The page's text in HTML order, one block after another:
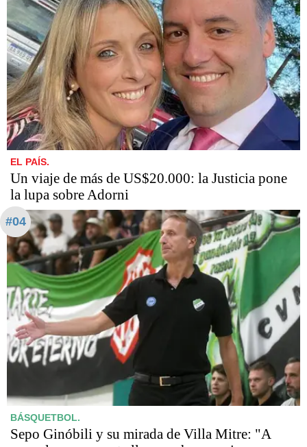
EL PAÍS.
Un viaje de más de US$20.000: la Justicia pone
la lupa sobre Adorni
#04
BÁSQUETBOL.
Sepo Ginóbili y su mirada de Villa Mitre: "A